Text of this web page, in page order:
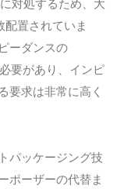
対処するため、大
置されていま
ーダンスの
要があり、インピ
要求は非常に高く
パッケージング技
ポーザーの代替ま